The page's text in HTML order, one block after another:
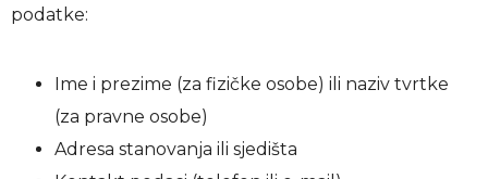
podatke:
Ime i prezime (za fizičke osobe) ili naziv tvrtke
(za pravne osobe)
Adresa stanovanja ili sjedišta